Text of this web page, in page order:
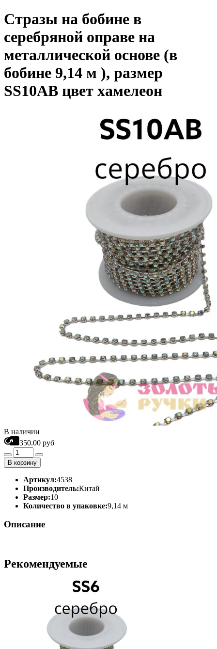
Стразы на бобине в
серебряной оправе на
металлической основе (в
бобине 9,14 м ), размер
SS10AB цвет хамелеон
В наличии
350.00 руб
В корзину
Артикул:4538
Производитель:Китай
Размер:10
Количество в упаковке:9,14 м
Описание
Рекомендуемые